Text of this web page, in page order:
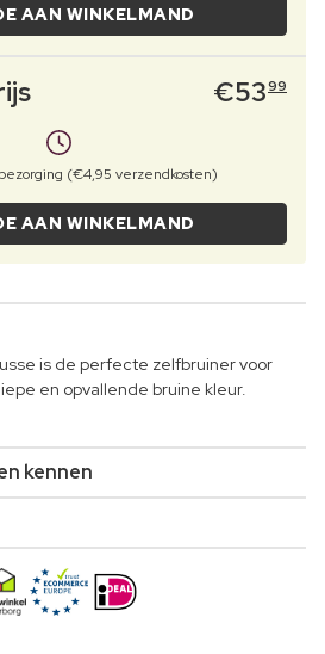
AAN WINKELMAND
€5399
(€4,95 verzendkosten)
AAN WINKELMAND
is de perfecte zelfbruiner voor
en opvallende bruine kleur.
kennen